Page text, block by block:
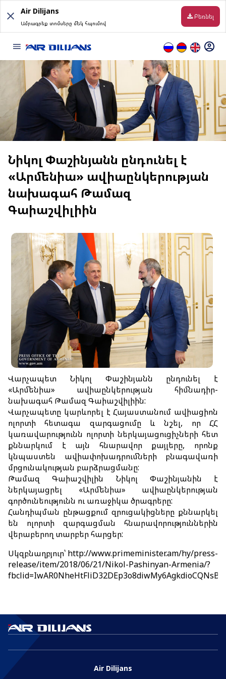
content
Air Dilijans
Ամրագրեք տոմսերը մեկ հպումով
Բեռնել
Տեղեկություն
Թռիչքից Առաջ
Փոխադրման պայմաններ
Ուղղություններ
Առցանց վահանակ
Ուղեբեռ
Ավիատոմսի վերադարձ
Մեր մասին
Ընկերության մասին
Մեր նավատորմը
Թռիչքային անձնակազմ
Նորություններ
Բլոգ
Հաճախ տրվող հարցեր
Կոնտակտներ
Ծառայություններ
Առցանց
Առցանց հաշվառում
Իմ ամրագրումը
Հատուկ ծառայություններ
Ճամփորդություն երեխաների հետ
Ճամփորդություն ընտանի կենդանիների հետ
Թռիչք հղիության ընթացքում
Սահմանափակ կարողություններով ուղևորներ
Խմբային ավիափոխադրումներ
Նիկոլ Փաշինյանն ընդունել է
«Արմենիա» ավիաընկերության
նախագահ Թամազ
Գաիաշվիլիին
Վարչապետ Նիկոլ Փաշինյանն ընդունել է
«Արմենիա» ավիաընկերության հիմնադիր-
նախագահ Թամազ Գաիաշվիլիին:
Վարչապետը կարևորել է Հայաստանում ավիացիոն
ոլորտի հետագա զարգացումը և նշել, որ ՀՀ
կառավարությունն ոլորտի ներկայացուցիչների հետ
քննարկում է այն հնարավոր քայլերը, որոնք
կնպաստեն ավիափոխադրումների բնագավառի
մրցունակության բարձրացմանը:
Թամազ Գաիաշվիլին Նիկոլ Փաշինյանին է
ներկայացրել «Արմենիա» ավիաընկերության
գործունեությունն ու առաջիկա ծրագրերը:
Հանդիպման ընթացքում զրուցակիցները քննարկել
են ոլորտի զարգացման հնարավորություններին
վերաբերող տարբեր հարցեր:
Սկզբնաղբյուր՝ http://www.primeminister.am/hy/press-
release/item/2018/06/21/Nikol-Pashinyan-Armenia/?
Air Dilijans